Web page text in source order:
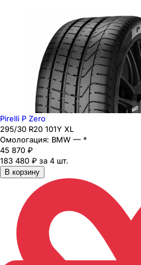
Pirelli P Zero
295/30 R20 101Y XL
Омологация: BMW — *
45 870 ₽
183 480 ₽ за 4 шт.
В корзину